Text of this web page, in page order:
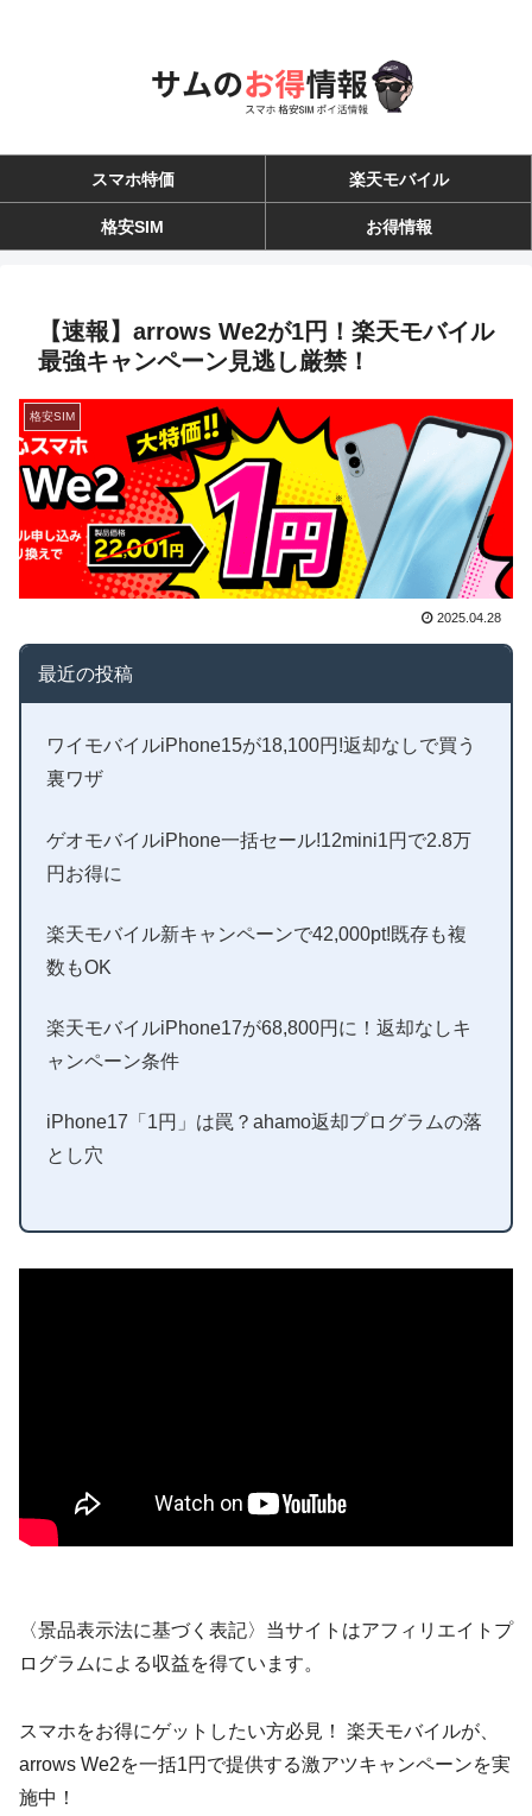
スマホ特価 楽天モバイル
格安SIM お得情報
【速報】arrows We2が1円！楽天モバイル
最強キャンペーン見逃し厳禁！
格安SIM
2025.04.28
最近の投稿
ワイモバイルiPhone15が18,100円!返却なしで買う
裏ワザ
ゲオモバイルiPhone一括セール!12mini1円で2.8万
円お得に
楽天モバイル新キャンペーンで42,000pt!既存も複
数もOK
楽天モバイルiPhone17が68,800円に！返却なしキ
ャンペーン条件
iPhone17「1円」は罠？ahamo返却プログラムの落
とし穴
〈景品表示法に基づく表記〉当サイトはアフィリエイトプ
ログラムによる収益を得ています。
スマホをお得にゲットしたい方必見！ 楽天モバイルが、
arrows We2を一括1円で提供する激アツキャンペーンを実
施中！